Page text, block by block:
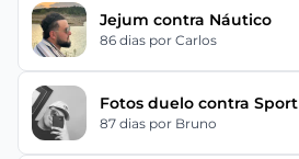
Jejum contra Náutico
86 dias por Carlos
Fotos duelo contra Sport
87 dias por Bruno